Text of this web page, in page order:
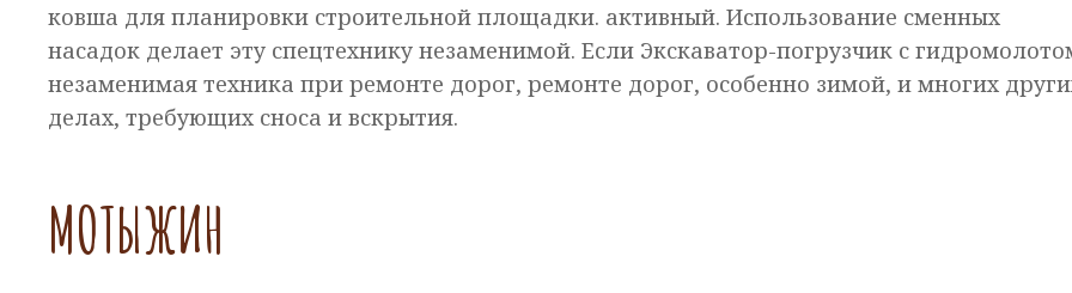
ковша для планировки строительной площадки. активный. Использование сменных
насадок делает эту спецтехнику незаменимой. Если Экскаватор-погрузчик с
незаменимая техника при ремонте дорог, ремонте дорог, особенно зимой, и многих
делах, требующих сноса и вскрытия.
МОТЫЖИН